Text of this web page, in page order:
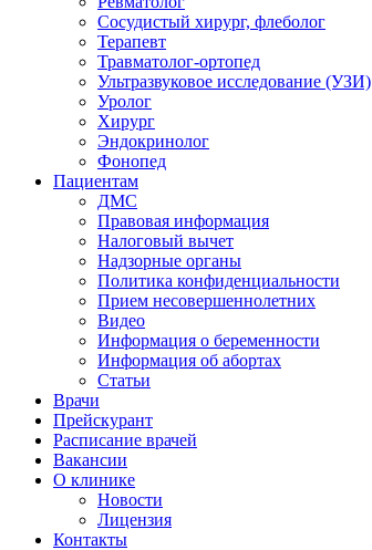
Сосудистый хирург, флеболог
Терапевт
Травматолог-ортопед
Ультразвуковое исследование (УЗИ)
Уролог
Хирург
Эндокринолог
Фонопед
Пациентам
ДМС
Правовая информация
Налоговый вычет
Надзорные органы
Политика конфиденциальности
Прием несовершеннолетних
Видео
Информация о беременности
Информация об абортах
Статьи
Врачи
Прейскурант
Расписание врачей
Вакансии
О клинике
Новости
Лицензия
Контакты